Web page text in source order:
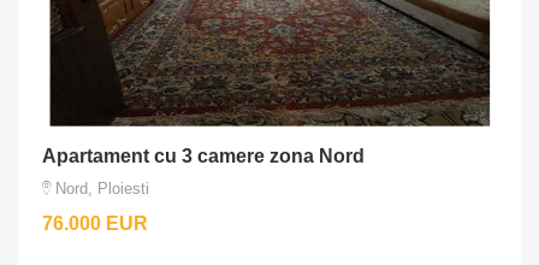
Apartament cu 3 camere zona Nord
Nord, Ploiesti
76.000 EUR